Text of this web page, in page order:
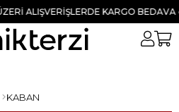
KARGO BEDAVA ● TÜM
KABAN